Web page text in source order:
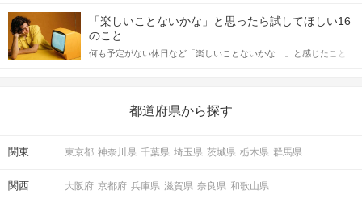
合にどのような行動に繋げるべきかをご紹介していきます。
しかし、中には「どう誘ったらいいの？」とお困りの男性もいら
っしゃるのではないでしょうか。 そこで今回は、男性から女性へ
送るLINEでのデートの誘い方のコツをご紹介します。例文も混じ
えながら解説するので、ぜひ参考にしてください。
「楽しいことないかな」と思ったら試してほしい16
のこと
何も予定がない休日など「楽しいことないかな…」と感じたこと
の楽しいことアイデアを集めました♪ いままさに楽しいことを探し
都道府県から探す
関東 東京都 神奈川県 千葉県 埼玉県 茨城県 栃木県 群馬県
関西 大阪府 京都府 兵庫県 滋賀県 奈良県 和歌山県